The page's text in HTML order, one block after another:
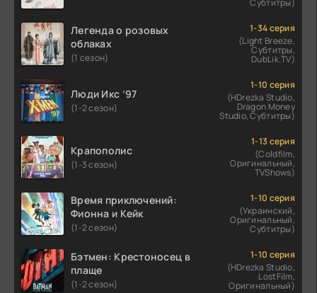
Субтитры)
Легенда о розовых
облаках
(1 сезон)
1-34 серия
(Light Breeze,
Субтитры,
DubLik.TV)
Люди Икс ’97
(1-2 сезон)
1-10 серия
(HDrezka Studio,
Dragon Money
Studio, Субтитры)
Крапополис
(1-3 сезон)
1-13 серия
(Coldfilm,
Оригинальный,
TVShows)
Время приключений:
Фионна и Кейк
(1-2 сезон)
1-10 серия
(Украинский,
Оригинальный,
Субтитры)
Бэтмен: Крестоносец в
плаще
(1-2 сезон)
1-10 серия
(HDrezka Studio,
LostFilm,
Оригинальный)